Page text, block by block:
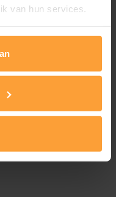
van hun services.